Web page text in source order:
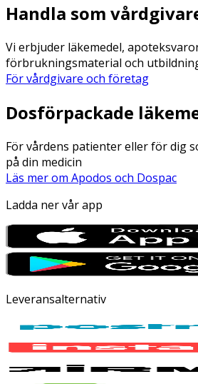
Handla som
Vi erbjuder läkemedel,
förbrukningsmaterial och
För vårdgivare och företag
Dosförpackade
För vårdens patienter eller för dig
på din medicin
Läs mer om Apodos och Dospac
Ladda ner vår app
Leveransalternativ